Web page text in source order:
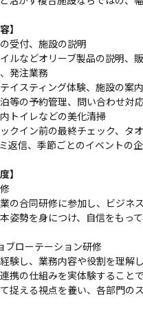
】
受付、施設の説明
ルなどオリーブ製品の説明、
発注業務
イスティング体験、施設の案
等の予約管理、問い合わせ対
トイレなどの美化清掃
クイン前の最終チェック、タ
返信、季節ごとのイベントの
】
の合同研修に参加し、ビジネ
姿勢を身につけ、自信をもっ
ブローテーション研修
験し、業務内容や役割を理解し
携の仕組みを実体験することで
捉える視点を養い、各部門の